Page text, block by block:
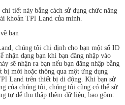
tiết này bằng cách sử dụng chức năng
khoản TPI Land của mình.
bạn
chúng tôi chỉ định cho bạn một số ID
nhận dạng bạn khi bạn đăng nhập vào
sẽ nhận ra bạn nếu bạn đăng nhập bằng
bị mới hoặc thông qua một ứng dụng
Land trên thiết bị di động. Khi bạn sử
của chúng tôi, chúng tôi cũng có thể sử
tự để thu thập thêm dữ liệu, bao gồm: